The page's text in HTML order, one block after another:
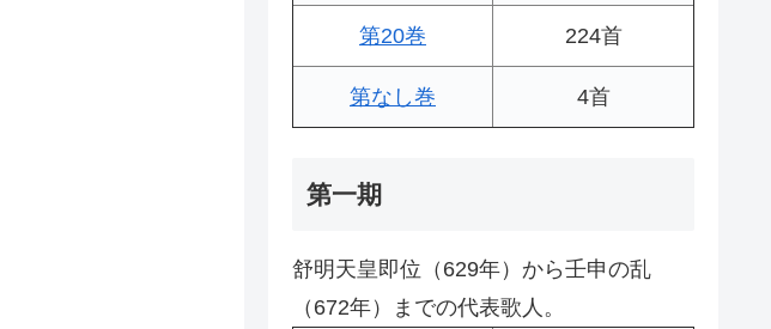
第20巻 224首
第なし巻 4首
第一期
舒明天皇即位（629年）から壬申の乱
（672年）までの代表歌人。